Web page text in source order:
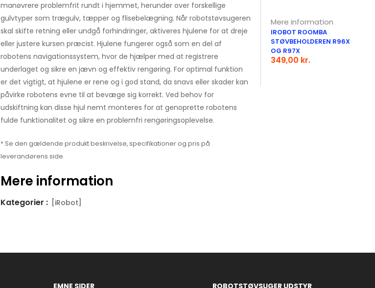
manøvrere problemfrit rundt i hjemmet, herunder over forskellige
gulvtyper som trægulv, tæpper og flisebelægning. Når robotstøvsugeren
skal skifte retning eller undgå forhindringer, aktiveres hjulene for at dreje
eller justere kursen præcist. Hjulene fungerer også som en del af
robotens navigationssystem, hvor de hjælper med at registrere
underlaget og sikre en jævn og effektiv rengøring. For optimal funktion
er det vigtigt, at hjulene er rene og i god stand, da snavs eller skader kan
påvirke robotens evne til at bevæge sig korrekt. Ved behov for
udskiftning kan disse hjul nemt monteres for at genoprette robotens
fulde funktionalitet og sikre en problemfri rengøringsoplevelse.
* Se den gældende produkt beskrivelse, specifikationer og pris på
leverandørens side.
Mere information
Kategorier : [iRobot]
Mere information
IROBOT ROOMBA
STØVBEHOLDEREN R96X
OG R97X
349,00 kr.
EMNE SIDER
ROBOTSTØVSUGER UDSTYR